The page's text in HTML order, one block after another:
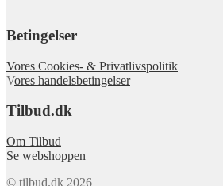
Betingelser
Vores Cookies- & Privatlivspolitik
Vores handelsbetingelser
Tilbud.dk
Om Tilbud
Se webshoppen
© tilbud.dk 2026